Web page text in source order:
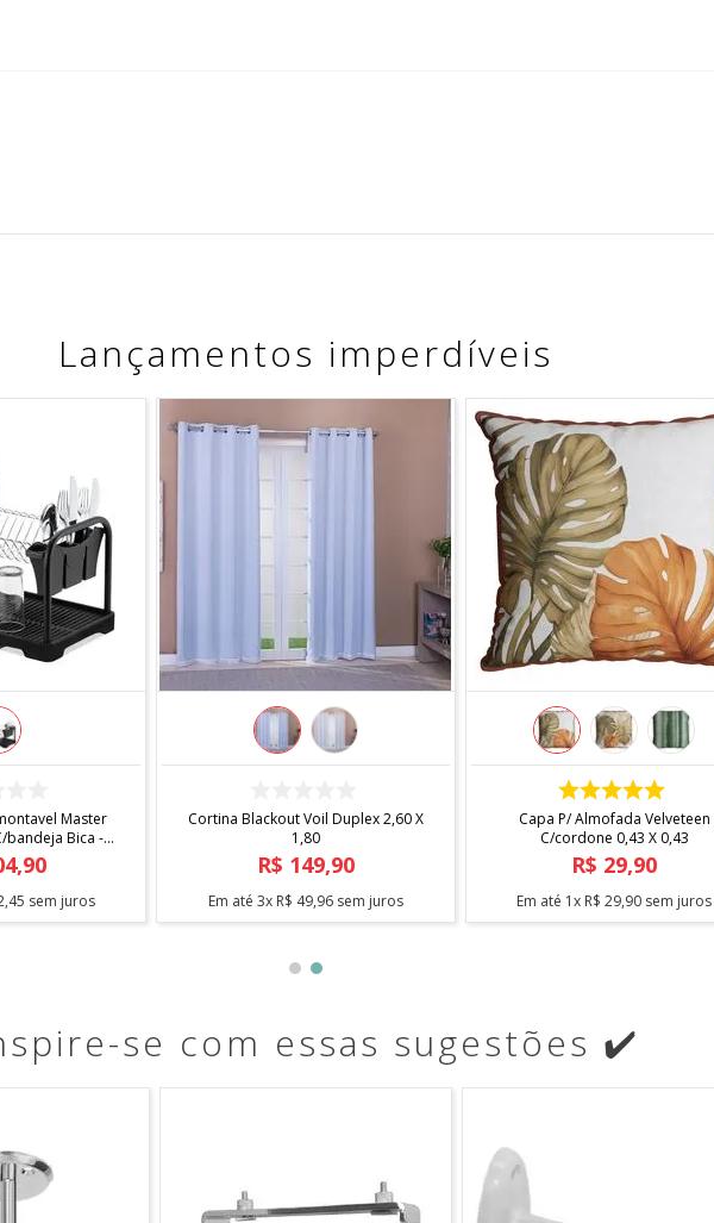
Lançamentos imperdíveis
1,00 X 1,40
,90
,98 sem juros
Fita Antiderrapante Para Tapetes
1,20m
R$ 12,90
Em até 1x R$ 12,90sem juros
COMPRAR
Arara Standard Com Sapateira -
Arthi
R$ 138,90
Em até 3x R$ 46,30 sem juros
se com essas sugestões ✔️